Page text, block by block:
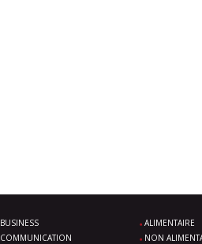
BUSINESS
COMMUNICATION
ALIMENTAIRE
NON